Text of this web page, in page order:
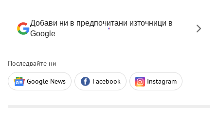
Добави ни в предпочитани източници в
Google
Последвайте ни
Google News Facebook Instagram